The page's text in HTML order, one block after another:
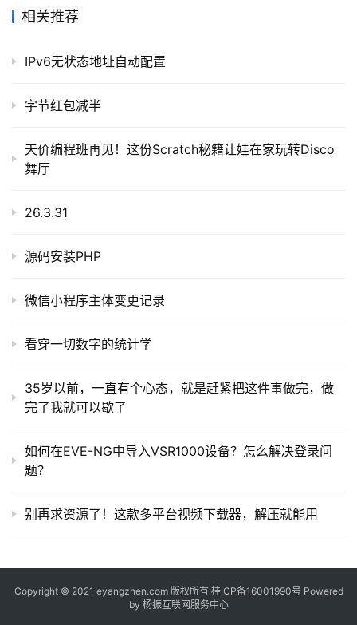
目
示
开
代
用
相关推荐
IPv6无状态地址自动配置
字节红包减半
天价编程班再见！这份Scratch秘籍让娃在家玩转Disco
舞厅
26.3.31
源码安装PHP
微信小程序主体变更记录
看穿一切数字的统计学
35岁以前，一直有个心态，就是赶紧把这件事做完，做
完了我就可以歇了
如何在EVE-NG中导入VSR1000设备？怎么解决登录问
题？
别再求资源了！这款多平台视频下载器，解压就能用
Copyright © 2021 eyangzhen.com 版权所有 桂ICP备16001990号 Powered
by 杨振互联网服务中心